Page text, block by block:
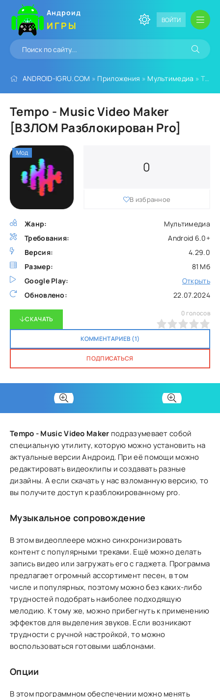
Андроид
ИГРЫ ВОЙТИ
ANDROID-IGRU.COM » Приложения » Мультимедиа » Tempo - Music Video Maker [ВЗЛОМ Разблокирован Pro]
Tempo - Music Video Maker
[ВЗЛОМ Разблокирован Pro]
Жанр:
Мультимедиа
Требования:
Android 6.0+
Версия:
4.29.0
Размер:
81 Мб
Google Play:
Открыть
Обновлено:
22.07.2024
0
В избранное
СКАЧАТЬ
КОММЕНТАРИЕВ (1)
ПОДПИСАТЬСЯ
0 голосов
Мод
Tempo - Music Video Maker подразумевает собой
специальную утилиту, которую можно установить на
актуальные версии Андроид. При её помощи можно
редактировать видеоклипы и создавать разные
дизайны. А если скачать у нас взломанную версию, то
вы получите доступ к разблокированному pro.
Музыкальное сопровождение
В этом видеоплеере можно синхронизировать
контент с популярными треками. Ещё можно делать
запись видео или загружать его с гаджета. Программа
предлагает огромный ассортимент песен, в том
числе и популярных, поэтому можно без каких-либо
трудностей подобрать наиболее подходящую
мелодию. К тому же, можно прибегнуть к применению
эффектов для выделения звуков. Если возникают
трудности с ручной настройкой, то можно
воспользоваться готовыми шаблонами.
Опции
В этом программном обеспечении можно менять